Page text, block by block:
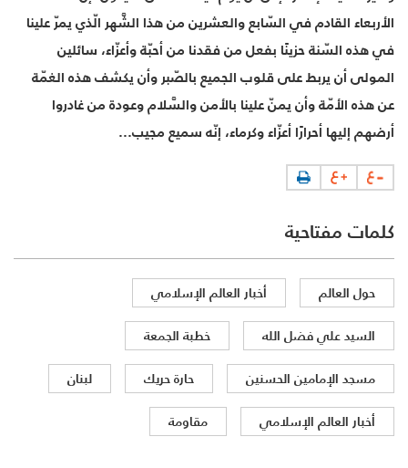
الأربعاء القادم في السّابع والعشرين من هذا الشَّهر الّذي يمرّ علينا
في هذه السّنة حزينًا بفعل من فقدنا من أحبّة وأعزّاء، سائلين
المولى أن يربط على قلوب الجميع بالصّبر وأن يكشف هذه الغمّة
عن هذه الأمّة وأن يمنّ علينا بالأمن والسَّلام وعودة من غادروا
أرضهم إليها أحرارًا أعزّاء وكرماء، إنّه سميع مجيب...
كلمات مفتاحية
حول العالم
أخبار العالم الإسلامي
السيد علي فضل الله
خطبة الجمعة
مسجد الإمامين الحسنين
حارة حريك
لبنان
أخبار العالم الإسلامي
مقاومة